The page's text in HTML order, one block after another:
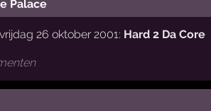
Palace
26 oktober 2001: Hard 2 Da Core